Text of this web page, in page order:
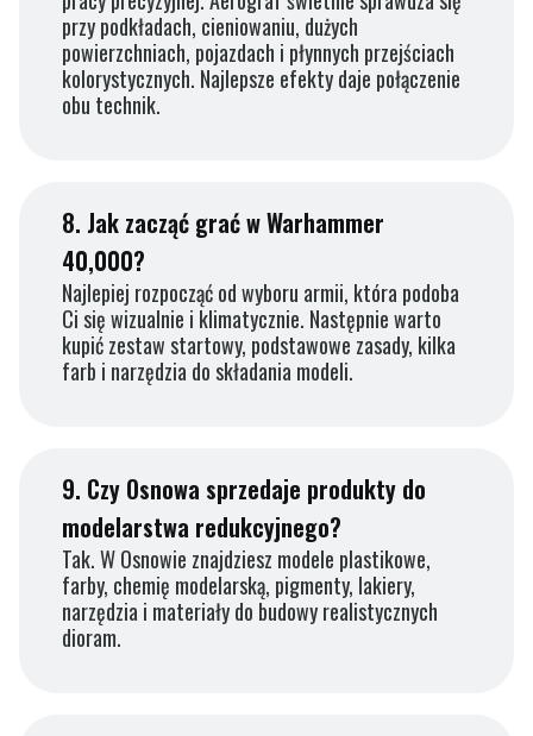
przy podkładach, cieniowaniu, dużych
powierzchniach, pojazdach i płynnych przejściach
kolorystycznych. Najlepsze efekty daje połączenie
obu technik.
8. Jak zacząć grać w Warhammer
40,000?
Najlepiej rozpocząć od wyboru armii, która podoba
Ci się wizualnie i klimatycznie. Następnie warto
kupić zestaw startowy, podstawowe zasady, kilka
farb i narzędzia do składania modeli.
9. Czy Osnowa sprzedaje produkty do
modelarstwa redukcyjnego?
Tak. W Osnowie znajdziesz modele plastikowe,
farby, chemię modelarską, pigmenty, lakiery,
narzędzia i materiały do budowy realistycznych
dioram.